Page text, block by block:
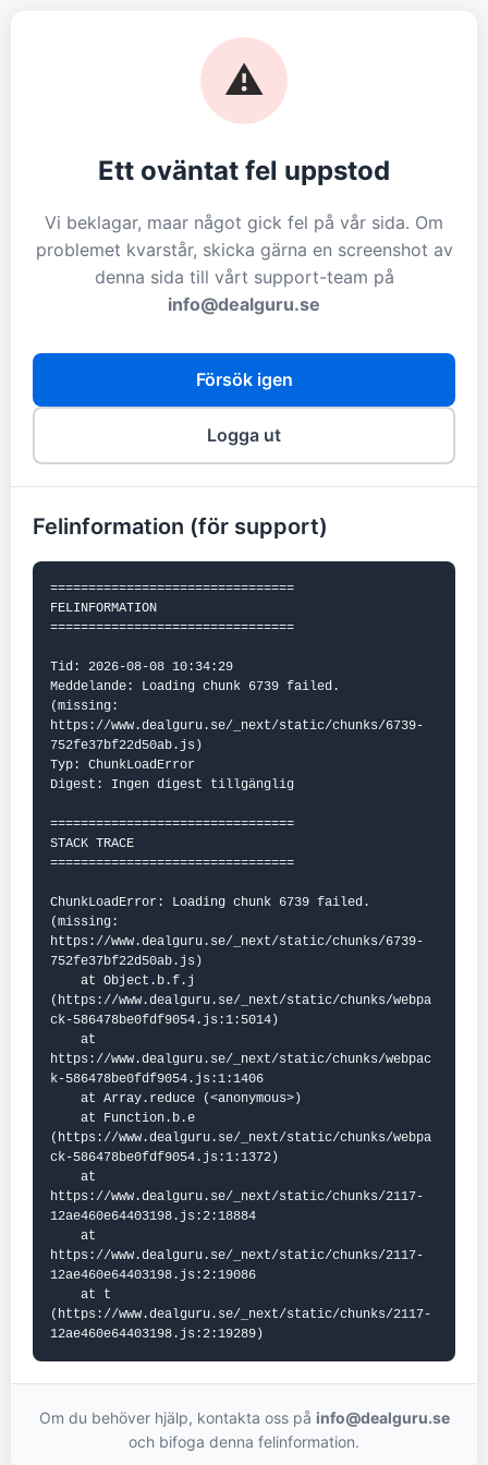
⚠️
Ett oväntat fel uppstod
Vi beklagar, maar något gick fel på vår sida. Om
problemet kvarstår, skicka gärna en screenshot av
denna sida till vårt support-team på
info@dealguru.se
Försök igen
Logga ut
Felinformation (för support)
================================
FELINFORMATION
================================
Tid: 2026-08-08 10:34:29
Meddelande: Loading chunk 6739 failed.
(missing:
https://www.dealguru.se/_next/static/chunks/6739-
752fe37bf22d50ab.js)
Typ: ChunkLoadError
Digest: Ingen digest tillgänglig
================================
STACK TRACE
================================
ChunkLoadError: Loading chunk 6739 failed.
(missing:
https://www.dealguru.se/_next/static/chunks/6739-
752fe37bf22d50ab.js)
(https://www.dealguru.se/_next/static/chunks/webpa
ck-586478be0fdf9054.js:1:5014)
https://www.dealguru.se/_next/static/chunks/webpac
k-586478be0fdf9054.js:1:1406
(https://www.dealguru.se/_next/static/chunks/webpa
ck-586478be0fdf9054.js:1:1372)
https://www.dealguru.se/_next/static/chunks/2117-
12ae460e64403198.js:2:18884
https://www.dealguru.se/_next/static/chunks/2117-
12ae460e64403198.js:2:19086
(https://www.dealguru.se/_next/static/chunks/2117-
12ae460e64403198.js:2:19289)
Om du behöver hjälp, kontakta oss på info@dealguru.se
och bifoga denna felinformation.